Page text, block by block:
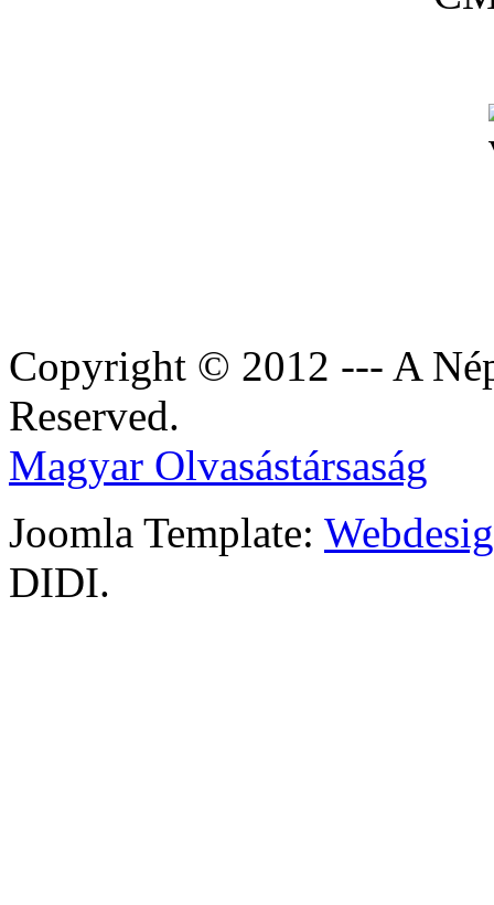
Copyright © 2012 --- A
Reserved.
Magyar Olvasástársaság
Joomla Template:
DIDI.